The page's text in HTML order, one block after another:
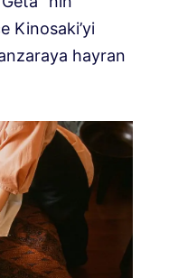
Kinosaki’yi
hayran